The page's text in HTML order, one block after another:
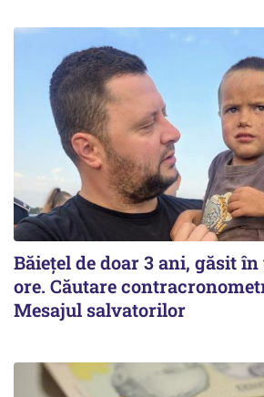
Băiețel de doar 3 ani, găsit
ore. Căutare
Mesajul salvatorilor